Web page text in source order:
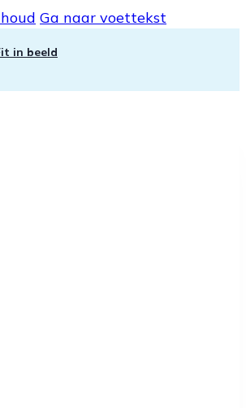
Ga naar voettekst
in beeld